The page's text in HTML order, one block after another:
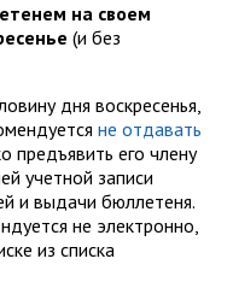
на своем
(и без
дня воскресенья,
не отдавать
предъявить его члену
учетной записи
и выдачи бюллетеня.
не электронно,
из списка